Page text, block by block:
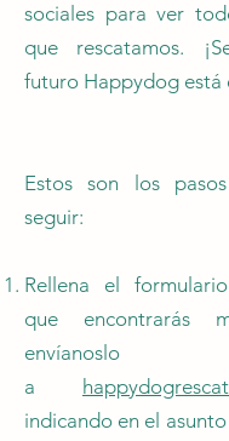
sociales para ver
que rescatamos.
futuro Happydog está
Estos son los
seguir:
Rellena el
que encontrarás
envíanoslo
a
indicando en el